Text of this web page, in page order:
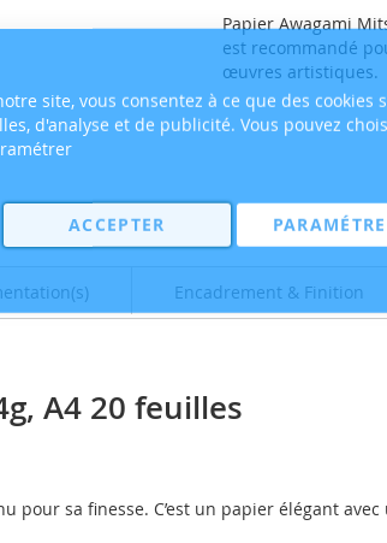
site, vous consentez à ce que des cookies
d'analyse et de publicité. Vous pouvez
ACCEPTER
Papier Awagami
est recommandé
œuvres artistiques.
A4 20 feuilles
pour sa finesse. C’est un papier élégant
Encadrement & Finition